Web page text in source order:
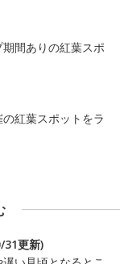
間ありの紅葉スポ
紅葉スポットをラ
31更新)